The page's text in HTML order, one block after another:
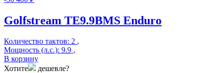
Golfstream TE9.9BMS Enduro
Количество тактов: 2 ,
Мощность (л.с.): 9.9 ,
В корзину
Хотите
дешевле?